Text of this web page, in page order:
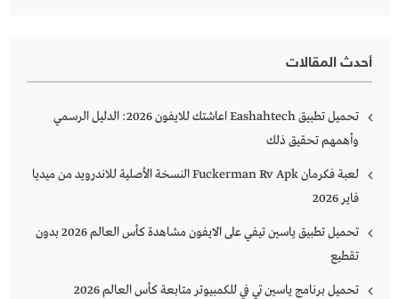
أحدث المقالات
تحميل تطبيق Eashahtech اعاشتك للايفون 2026: الدليل الرسمي
وأهمهم تحقيق ذلك
لعبة فكرمان Fuckerman Rv Apk النسخة الأصلية للاندرويد من ميديا
فاير 2026
تحميل تطبيق ياسين تيفي على الايفون مشاهدة كأس العالم 2026 بدون
تقطيع
تحميل برنامج ياسين تي في للكمبيوتر متابعة كأس العالم 2026